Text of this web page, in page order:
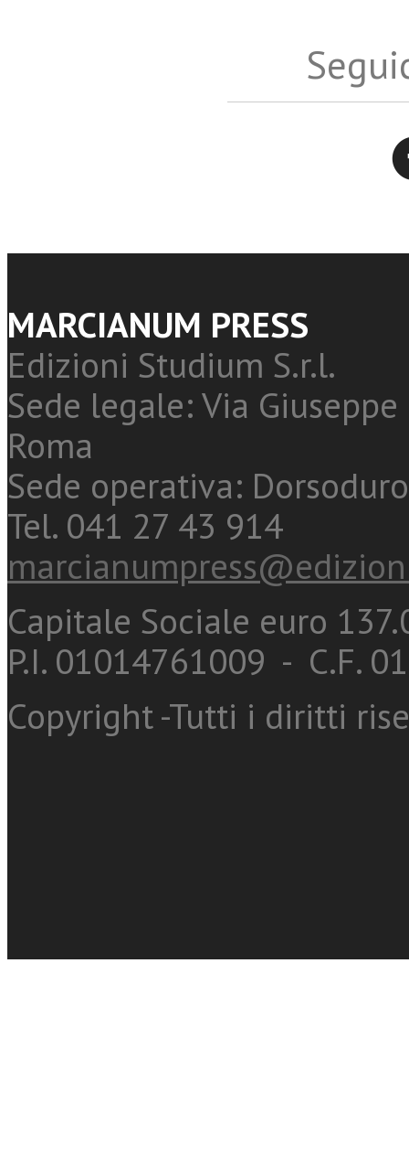
MARCIANUM PRESS
Edizioni Studium S.r.l.
Sede legale: Via
Roma
Sede operativa:
Tel. 041 27 43 914
Capitale Sociale euro
P.I. 01014761009 - C.F.
Copyright -Tutti i diritti